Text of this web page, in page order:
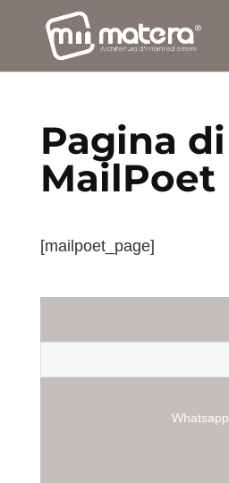
Pagina di
MailPoet
[mailpoet_page]
Whatsapp